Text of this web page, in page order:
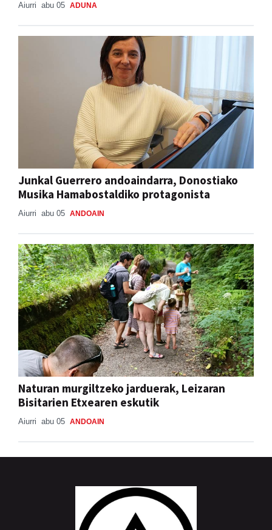
Aiurri abu 05 ADUNA
Junkal Guerrero andoaindarra, Donostiako
Musika Hamabostaldiko protagonista
Aiurri abu 05 ANDOAIN
Naturan murgiltzeko jarduerak, Leizaran
Bisitarien Etxearen eskutik
Aiurri abu 05 ANDOAIN